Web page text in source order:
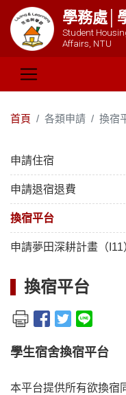
學務處│
Student
Affairs, NTU
首頁 各類申請 換宿
申請住宿
申請退宿退費
換宿平台
申請夢田深耕計畫（I11
換宿平台
學生宿舍換宿平台
本平台提供所有欲換宿